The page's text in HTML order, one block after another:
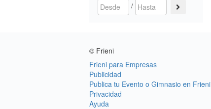
/
© Frieni
Frieni para Empresas
Publicidad
Publica tu Evento o Gimnasio en Frieni
Privacidad
Ayuda